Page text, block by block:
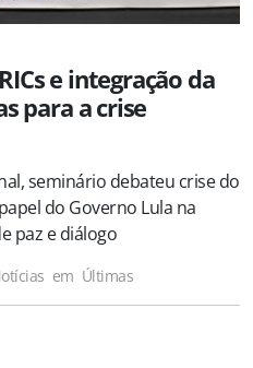
e integração da
para a crise
seminário debateu crise do
do Governo Lula na
paz e diálogo
em Últimas